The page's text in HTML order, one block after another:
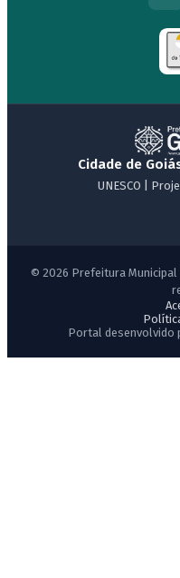
Cidade de
UNESCO |
© 2026 Prefeitura Municipal
Portal desenvolvido